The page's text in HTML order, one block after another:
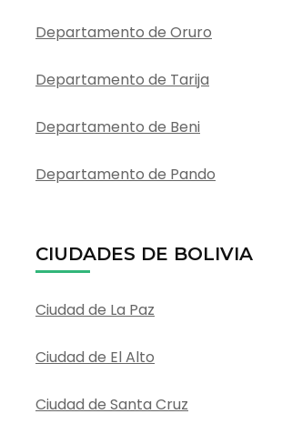
Departamento de Oruro
Departamento de Tarija
Departamento de Beni
Departamento de Pando
CIUDADES DE BOLIVIA
Ciudad de La Paz
Ciudad de El Alto
Ciudad de Santa Cruz